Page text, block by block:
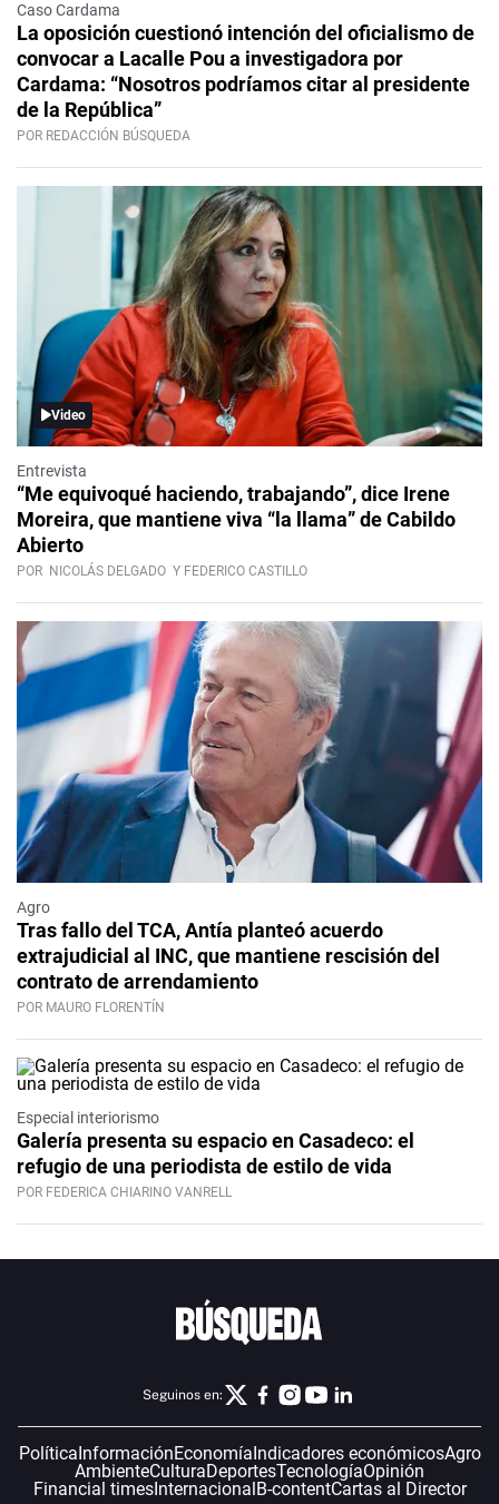
Caso Cardama
La oposición cuestionó intención del oficialismo de
convocar a Lacalle Pou a investigadora por
Cardama: “Nosotros podríamos citar al presidente
de la República”
POR REDACCIÓN BÚSQUEDA
Video
Entrevista
“Me equivoqué haciendo, trabajando”, dice Irene
Moreira, que mantiene viva “la llama” de Cabildo
Abierto
POR NICOLÁS DELGADO Y FEDERICO CASTILLO
Agro
Tras fallo del TCA, Antía planteó acuerdo
extrajudicial al INC, que mantiene rescisión del
contrato de arrendamiento
POR MAURO FLORENTÍN
Especial interiorismo
Galería presenta su espacio en Casadeco: el
refugio de una periodista de estilo de vida
POR FEDERICA CHIARINO VANRELL
Seguinos en:
PolíticaInformaciónEconomíaIndicadores económicosAgro
AmbienteCulturaDeportesTecnologíaOpinión
Financial timesInternacionalB-contentCartas al Director